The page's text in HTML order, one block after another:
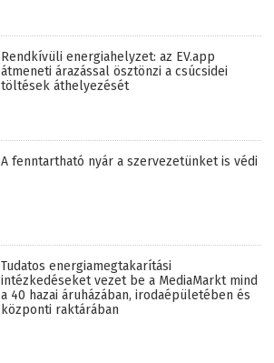
Rendkívüli energiahelyzet: az EV.app
átmeneti árazással ösztönzi a csúcsidei
töltések áthelyezését
A fenntartható nyár a szervezetünket is védi
Tudatos energiamegtakarítási
intézkedéseket vezet be a MediaMarkt mind
a 40 hazai áruházában, irodaépületében és
központi raktárában